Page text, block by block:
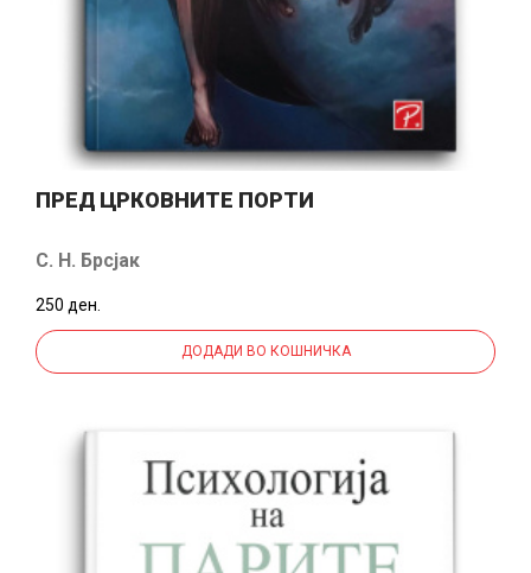
ПРЕД ЦРКОВНИТЕ ПОРТИ
С. Н. Брсјак
250 ден.
ДОДАДИ ВО КОШНИЧКА